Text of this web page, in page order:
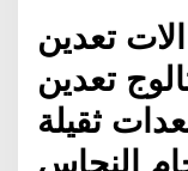
تعدين
تعدين
ثقيلة
النحاس -